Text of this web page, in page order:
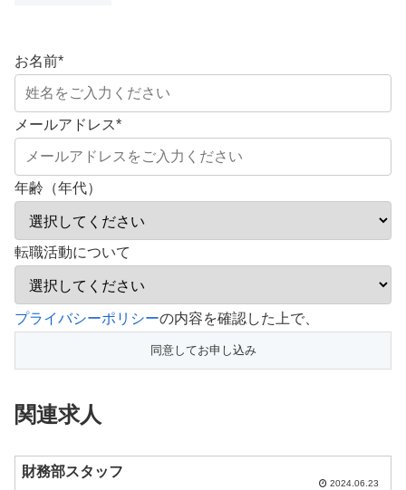
お名前*
メールアドレス*
年齢（年代）
転職活動について
こ
フ
ー
ド
プライバシーポリシーの内容を確認した上で、
関連求人
財務部スタッフ
2024.06.23